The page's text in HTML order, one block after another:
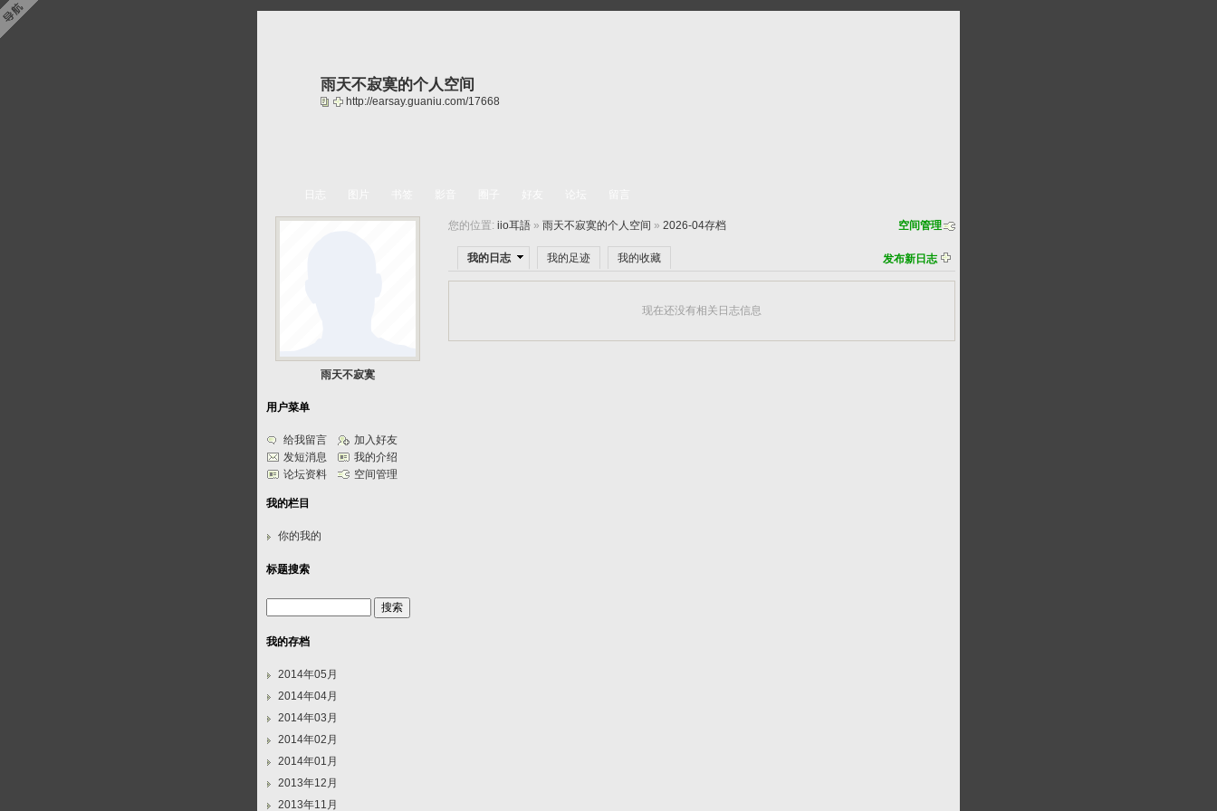
雨天不寂寞的个人空间
http://earsay.guaniu.com/17668
空间管理
您的位置: iio耳語 » 雨天不寂寞的个人空间 » 2026-04存档
发布新日志
我的日志 我的足迹 我的收藏
现在还没有相关日志信息
雨天不寂寞
用户菜单
给我留言
加入好友
发短消息
我的介绍
论坛资料
空间管理
我的栏目
你的我的
标题搜索
我的存档
2014年05月
2014年04月
2014年03月
2014年02月
2014年01月
2013年12月
2013年11月